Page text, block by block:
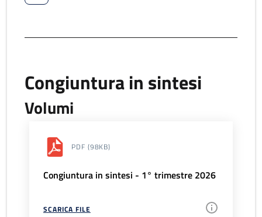
Congiuntura in sintesi
Volumi
PDF (98KB)
Congiuntura in sintesi - 1° trimestre 2026
SCARICA FILE